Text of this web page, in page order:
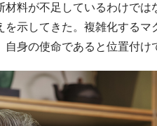
料が不足しているわけでは
示してきた。複雑化する
身の使命であると位置付け